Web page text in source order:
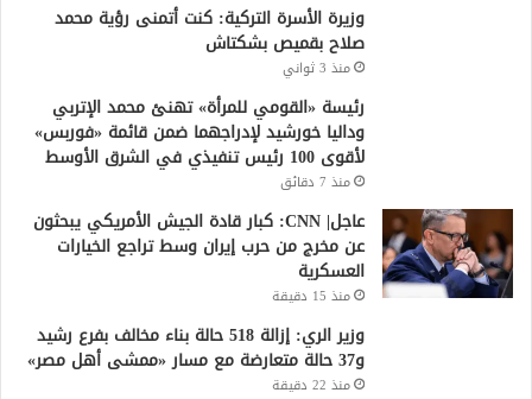
وزيرة الأسرة التركية: كنت أتمنى رؤية محمد
صلاح بقميص بشكتاش
منذ 3 ثواني
رئيسة «القومي للمرأة» تهنئ محمد الإتربي
وداليا خورشيد لإدراجهما ضمن قائمة «فوربس»
لأقوى 100 رئيس تنفيذي في الشرق الأوسط
منذ 7 دقائق
عاجل| CNN: كبار قادة الجيش الأمريكي يبحثون
عن مخرج من حرب إيران وسط تراجع الخيارات
العسكرية
منذ 15 دقيقة
وزير الري: إزالة 518 حالة بناء مخالف بفرع رشيد
و37 حالة متعارضة مع مسار «ممشى أهل مصر»
منذ 22 دقيقة